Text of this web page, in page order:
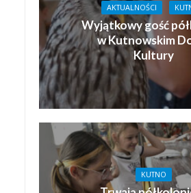
AKTUALNOŚCI
Wyjątkowy gość
w Kutnowskim
Kultury
KUTNO